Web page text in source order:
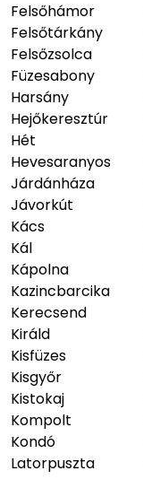
Felsőhámor
Felsőtárkány
Felsőzsolca
Füzesabony
Harsány
Hejőkeresztúr
Hét
Hevesaranyos
Járdánháza
Jávorkút
Kács
Kál
Kápolna
Kazincbarcika
Kerecsend
Királd
Kisfüzes
Kisgyőr
Kistokaj
Kompolt
Kondó
Latorpuszta